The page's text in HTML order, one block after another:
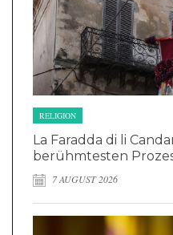
RELIGION
La Faradda di li
berühmtesten
7 AUGUST 2026